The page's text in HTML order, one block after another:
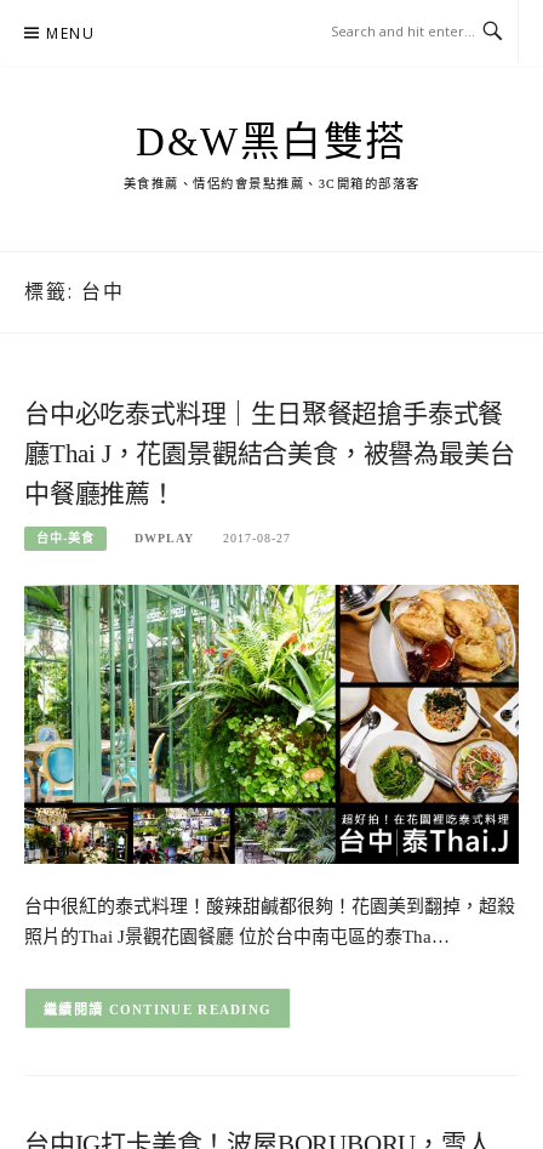
MENU
D&W黑白雙搭
美食推薦、情侶約會景點推薦、3C開箱的部落客
標籤: 台中
台中必吃泰式料理｜生日聚餐超搶手泰式餐
廳Thai J，花園景觀結合美食，被譽為最美台
中餐廳推薦！
台中-美食 DWPLAY 2017-08-27
台中很紅的泰式料理！酸辣甜鹹都很夠！花園美到翻掉，超殺
照片的Thai J景觀花園餐廳 位於台中南屯區的泰Tha…
CONTINUE READING